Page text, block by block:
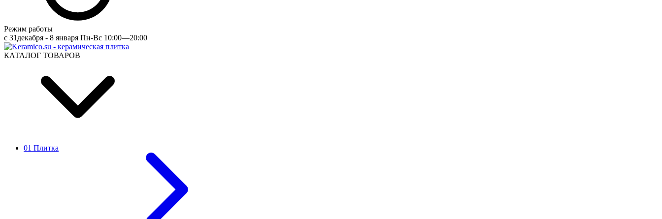
Режим работы
c 31декабря - 8 января Пн-Вс 10:00—20:00
КАТАЛОГ ТОВАРОВ
01 Плитка